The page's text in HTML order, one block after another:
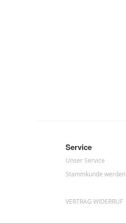
Service
Unser Service
Stammkunde werden
VERTRAG WIDERRUF